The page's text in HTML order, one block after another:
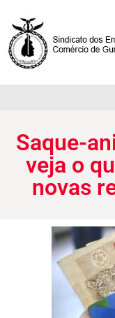
Saque-
veja o
novas